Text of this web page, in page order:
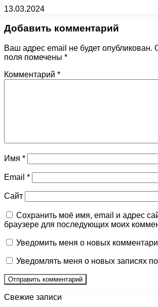
13.03.2024
Добавить комментарий
Ваш адрес email не будет опубликован.
поля помечены *
Комментарий *
Имя *
Email *
Сайт
Сохранить моё имя, email и адрес
браузере для последующих моих
Уведомить меня о новых
Уведомлять меня о новых записях
Свежие записи